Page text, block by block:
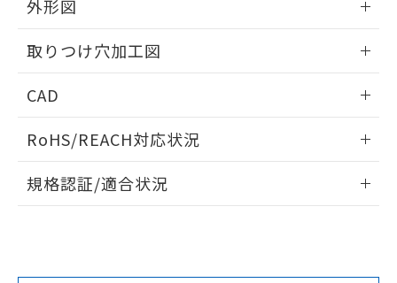
外形図
取りつけ穴加工図
CAD
ドすることができます。
ログイン/会員登録
ダウンロードデータをご利用いただく前に、以下を必ずお読
RoHS/REACH対応状況
EU RoHS 注意事項・凡例
規格認証/適合状況
るもので、過去に遡って非含有を証明する
ものではありません。
また、RoHS指令のフタル酸エステル類４
既に当社にて対応品への在庫切替を完了
していることから、特段のことがない限
り、2022年1月12日より割愛しておりま
す。